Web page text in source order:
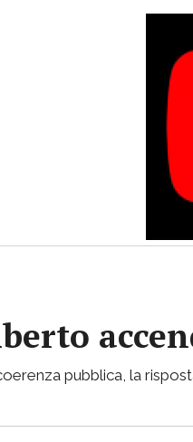
pubblica, la